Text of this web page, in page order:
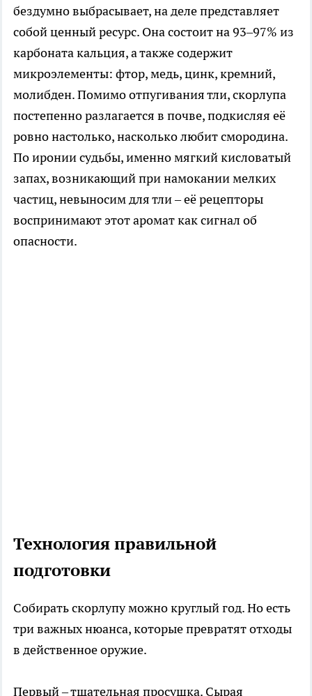
бездумно выбрасывает, на деле представляет
собой ценный ресурс. Она состоит на 93–97% из
карбоната кальция, а также содержит
микроэлементы: фтор, медь, цинк, кремний,
молибден. Помимо отпугивания тли, скорлупа
постепенно разлагается в почве, подкисляя её
ровно настолько, насколько любит смородина.
По иронии судьбы, именно мягкий кисловатый
запах, возникающий при намокании мелких
частиц, невыносим для тли – её рецепторы
воспринимают этот аромат как сигнал об
опасности.
Технология правильной
подготовки
Собирать скорлупу можно круглый год. Но есть
три важных нюанса, которые превратят отходы
в действенное оружие.
Первый – тщательная просушка. Сырая